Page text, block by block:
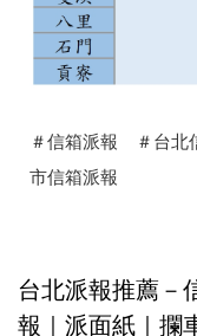
＃信箱派報 ＃台
市信箱派報
台北派報推薦－
報｜派面紙｜攔